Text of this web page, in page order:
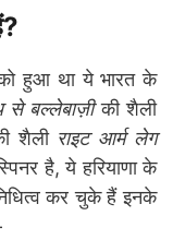
हुआ था ये भारत के
से बल्लेबाज़ीकी शैली
शैलीराइट आर्म लेग
है, ये हरियाणा के
कर चुके हैं इनके